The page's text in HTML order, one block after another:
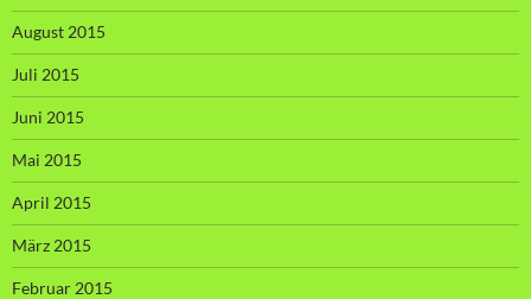
August 2015
Juli 2015
Juni 2015
Mai 2015
April 2015
März 2015
Februar 2015